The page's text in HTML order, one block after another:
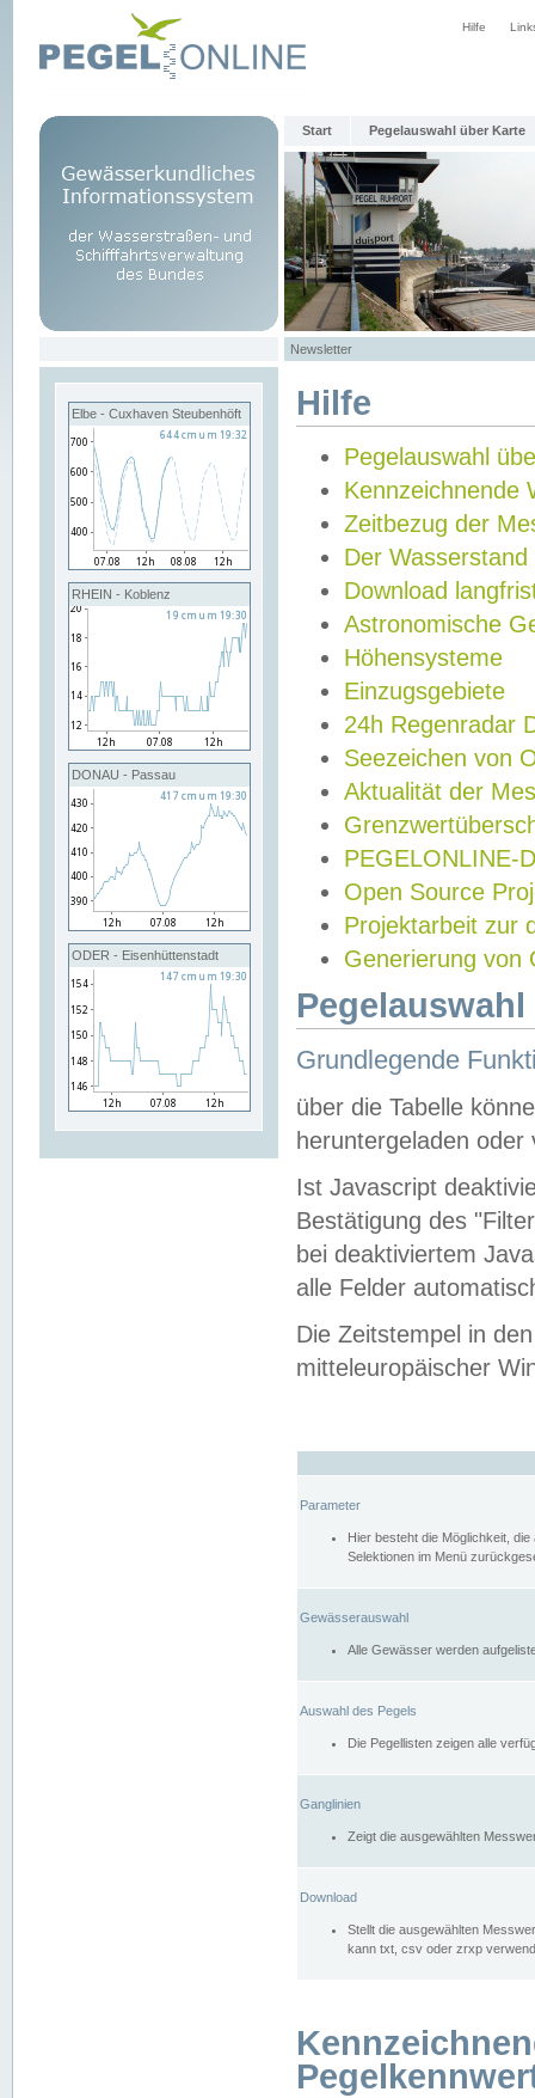
Hilfe
Start Pegelauswahl über Karte
Newsletter
Elbe - Cuxhaven Steubenhöft
RHEIN - Koblenz
DONAU - Passau
ODER - Eisenhüttenstadt
Hilfe
Pegelauswahl
Kennzeichnende
Zeitbezug der
Der Wasserstand
Download
Astronomische
Höhensysteme
Einzugsgebiete
24h Regenradar
Seezeichen von
Aktualität der
PEGELONLINE-
Open Source
Projektarbeit zur
Generierung von
Grundlegende
über die Tabelle
heruntergeladen oder
Ist Javascript
Bestätigung des
bei deaktiviertem
alle Felder
Die Zeitstempel in
mitteleuropäischer
Parameter
Hier besteht die Möglichkeit,
Selektionen im Menü
Gewässerauswahl
Alle Gewässer werden
Auswahl des Pegels
Die Pegellisten zeigen alle
Ganglinien
Zeigt die ausgewählten
Download
Stellt die ausgewählten
kann txt, csv oder zrxp